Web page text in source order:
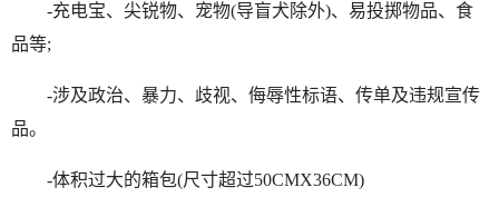
-充电宝、尖锐物、宠物(导盲犬除外)、易投掷物品、食
品等;
-涉及政治、暴力、歧视、侮辱性标语、传单及违规宣传
品。
-体积过大的箱包(尺寸超过50CMX36CM)